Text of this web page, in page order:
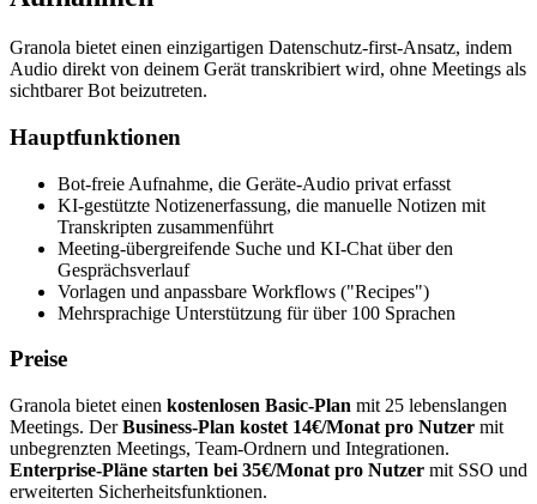
Granola bietet einen einzigartigen Datenschutz-first-Ansatz, indem
Audio direkt von deinem Gerät transkribiert wird, ohne Meetings als
sichtbarer Bot beizutreten.
Hauptfunktionen
Bot-freie Aufnahme, die Geräte-Audio privat erfasst
KI-gestützte Notizenerfassung, die manuelle Notizen mit
Transkripten zusammenführt
Meeting-übergreifende Suche und KI-Chat über den
Gesprächsverlauf
Vorlagen und anpassbare Workflows ("Recipes")
Mehrsprachige Unterstützung für über 100 Sprachen
Preise
Granola bietet einen kostenlosen Basic-Plan mit 25 lebenslangen
Meetings. DerBusiness-Plan kostet 14€/Monat pro Nutzer mit
unbegrenzten Meetings, Team-Ordnern und Integrationen.
Enterprise-Pläne starten bei 35€/Monat pro Nutzer mit SSO und
erweiterten Sicherheitsfunktionen.